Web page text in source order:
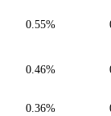
0.55%
0.46%
0.36%